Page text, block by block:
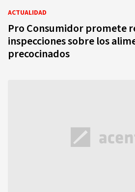
ACTUALIDAD
Pro Consumidor promete
inspecciones sobre los
precocinados